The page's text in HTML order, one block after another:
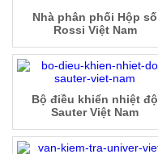
Nhà phân phối Hộp số
Rossi Việt Nam
Bộ điều khiển nhiệt độ
Sauter Việt Nam